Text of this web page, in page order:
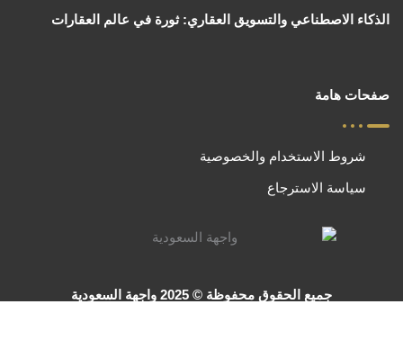
الذكاء الاصطناعي والتسويق العقاري: ثورة في عالم العقارات
صفحات هامة
شروط الاستخدام والخصوصية
سياسة الاسترجاع
جميع الحقوق محفوظة © 2025 واجهة السعودية